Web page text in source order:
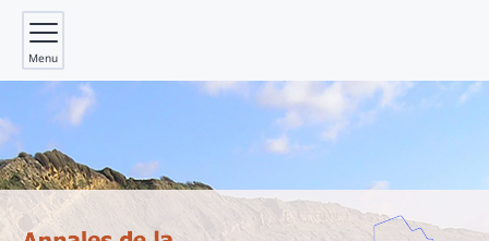
Menu